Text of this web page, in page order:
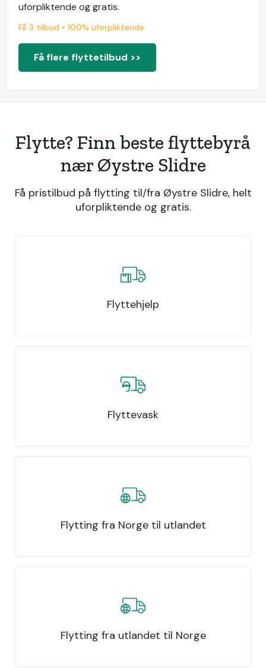
uforpliktende og gratis.
Få 3 tilbud • 100% uforpliktende
Få flere flyttetilbud >>
Flytte? Finn beste flyttebyrå
nær Øystre Slidre
Få pristilbud på flytting til/fra Øystre Slidre, helt
uforpliktende og gratis.
Flyttehjelp
Flyttevask
Flytting fra Norge til utlandet
Flytting fra utlandet til Norge